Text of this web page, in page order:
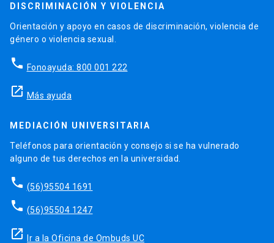
DISCRIMINACIÓN Y VIOLENCIA
Orientación y apoyo en casos de discriminación, violencia de
género o violencia sexual.
phone Fonoayuda: 800 001 222
launch Más ayuda
MEDIACIÓN UNIVERSITARIA
Teléfonos para orientación y consejo si se ha vulnerado
alguno de tus derechos en la universidad.
phone (56)95504 1691
phone (56)95504 1247
launch Ir a la Oficina de Ombuds UC